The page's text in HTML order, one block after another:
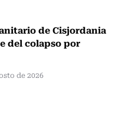
de Cisjordania
del colapso por
de 2026